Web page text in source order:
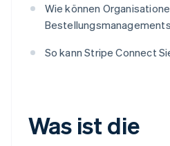
Wie können
So kann Stripe Connect
Was ist die